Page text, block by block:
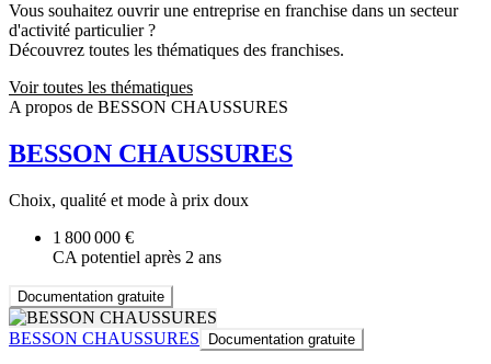
Vous souhaitez ouvrir une entreprise en franchise dans un secteur
d'activité particulier ?
Découvrez toutes les thématiques des franchises.
Voir toutes les thématiques
A propos de BESSON CHAUSSURES
BESSON CHAUSSURES
Choix, qualité et mode à prix doux
1 800 000 €
CA potentiel après 2 ans
Documentation gratuite
BESSON CHAUSSURES Documentation gratuite